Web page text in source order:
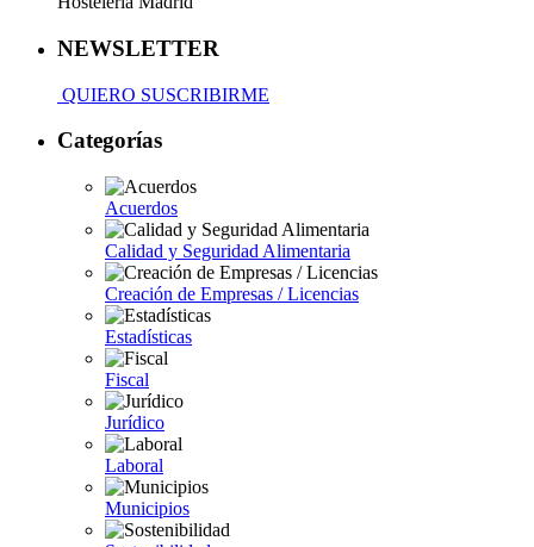
NEWSLETTER
QUIERO SUSCRIBIRME
Categorías
Acuerdos
Calidad y Seguridad Alimentaria
Creación de Empresas / Licencias
Estadísticas
Fiscal
Jurídico
Laboral
Municipios